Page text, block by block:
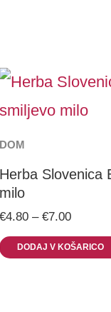
DOM
Herba Slovenica
milo
€4.80 – €7.00
range:
€4.80
DODAJ V KOŠARICO